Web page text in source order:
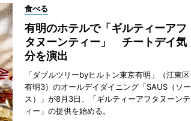
食べる
有明のホテルで「ギルティーアフ
タヌーンティー」 チートデイ気
分を演出
「ダブルツリーbyヒルトン東京有明」（江東区
有明3）のオールデイダイニング「SAUS（ソー
ス）」が8月3日、「ギルティーアフタヌーンテ
ィー」の提供を始める。